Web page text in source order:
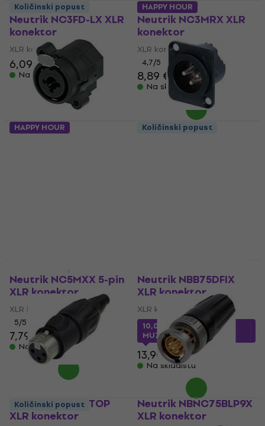
Neutrik NC3FD-LX XLR
konektor
XLR konektor
6,09 €
Na skladištu
Neutrik NC3MRX XLR
konektor
XLR konektor
4,7/5
8,89 €
Na skladištu
Količinski popust HAPPY HOUR
HAPPY HOUR
Neutrik NC5MXX 5-pin
XLR konektor
XLR konektor
5/5
7,79 €8,26 €
Na skladištu
Količinski popust
Neutrik NBB75DFIX
XLR konektor
XLR konektor
10,06 €s kodom
MUZMUZ-25
13,90 €
Na skladištu
Neutrik NC3FX-TOP
XLR konektor
Neutrik NBNC75BLP9X
XLR konektor
Količinski popust